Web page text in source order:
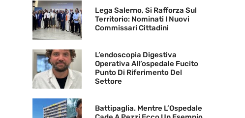
Lega Salerno, Si Rafforza Sul
Territorio: Nominati I Nuovi
Commissari Cittadini
L’endoscopia Digestiva
Operativa All’ospedale Fucito
Punto Di Riferimento Del
Settore
Battipaglia. Mentre L’Ospedale